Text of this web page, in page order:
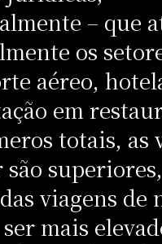
– que
os
aéreo,
em
totais, as
são
viagens de
mais